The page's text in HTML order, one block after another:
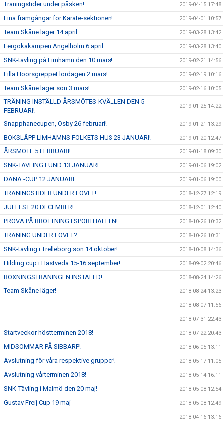
Träningstider under påsken! 2019-04-15 17:48
Fina framgångar för Karate-sektionen! 2019-04-01 10:57
Team Skåne läger 14 april 2019-03-28 13:42
Lergökakampen Ängelholm 6 april 2019-03-28 13:40
SNK-tävling på Limhamn den 10 mars! 2019-02-21 14:56
Lilla Höörsgreppet lördagen 2 mars! 2019-02-19 10:16
Team Skåne läger sön 3 mars! 2019-02-16 10:05
TRÄNING INSTÄLLD ÅRSMÖTES-KVÄLLEN DEN 5
FEBRUARI!
2019-01-25 14:22
Snapphanecupen, Osby 26 februari! 2019-01-21 13:29
BOKSLÄPP LIMHAMNS FOLKETS HUS 23 JANUARI! 2019-01-20 12:47
ÅRSMÖTE 5 FEBRUARI! 2019-01-18 09:30
SNK-TÄVLING LUND 13 JANUARI 2019-01-06 19:02
DANA -CUP 12 JANUARI 2019-01-06 19:00
TRÄNINGSTIDER UNDER LOVET! 2018-12-27 12:19
JULFEST 20 DECEMBER! 2018-12-01 12:40
PROVA PÅ BROTTNING I SPORTHALLEN! 2018-10-26 10:32
TRÄNING UNDER LOVET? 2018-10-26 10:31
SNK-tävling i Trelleborg sön 14 oktober! 2018-10-08 14:36
Hilding cup i Hästveda 15-16 september! 2018-09-02 20:46
BOXNINGSTRÄNINGEN INSTÄLLD! 2018-08-24 14:26
Team Skåne läger! 2018-08-24 13:23
2018-08-07 11:56
2018-07-31 22:43
Startveckor höstterminen 2018! 2018-07-22 20:43
MIDSOMMAR PÅ SIBBARP! 2018-06-05 13:11
Avslutning för våra respektive grupper! 2018-05-17 11:05
Avslutning vårterminen 2018! 2018-05-14 16:11
SNK-Tävling i Malmö den 20 maj! 2018-05-08 12:54
Gustav Freij Cup 19 maj 2018-05-08 12:49
2018-04-16 13:16